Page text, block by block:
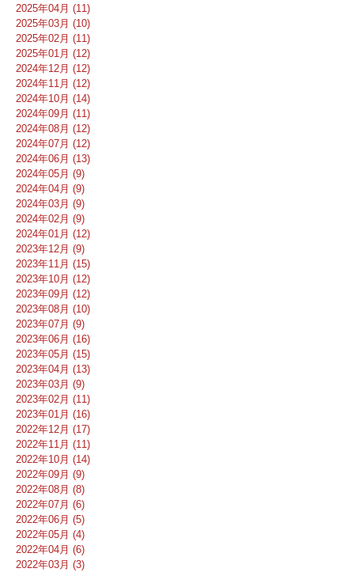
2025年04月 (11)
2025年03月 (10)
2025年02月 (11)
2025年01月 (12)
2024年12月 (12)
2024年11月 (12)
2024年10月 (14)
2024年09月 (11)
2024年08月 (12)
2024年07月 (12)
2024年06月 (13)
2024年05月 (9)
2024年04月 (9)
2024年03月 (9)
2024年02月 (9)
2024年01月 (12)
2023年12月 (9)
2023年11月 (15)
2023年10月 (12)
2023年09月 (12)
2023年08月 (10)
2023年07月 (9)
2023年06月 (16)
2023年05月 (15)
2023年04月 (13)
2023年03月 (9)
2023年02月 (11)
2023年01月 (16)
2022年12月 (17)
2022年11月 (11)
2022年10月 (14)
2022年09月 (9)
2022年08月 (8)
2022年07月 (6)
2022年06月 (5)
2022年05月 (4)
2022年04月 (6)
2022年03月 (3)